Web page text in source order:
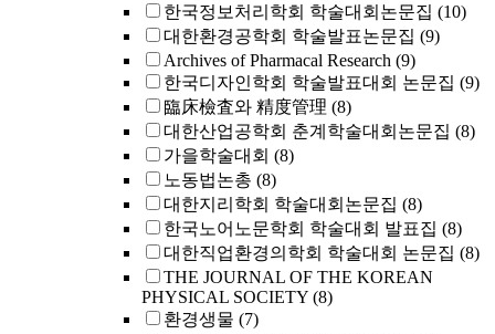
한국정보처리학회 학술대회논문집 (10)
대한환경공학회 학술발표논문집 (9)
Archives of Pharmacal Research (9)
한국디자인학회 학술발표대회 논문집 (9)
臨床檢査와 精度管理 (8)
대한산업공학회 춘계학술대회논문집 (8)
가을학술대회 (8)
노동법논총 (8)
대한지리학회 학술대회논문집 (8)
한국노어노문학회 학술대회 발표집 (8)
대한직업환경의학회 학술대회 논문집 (8)
THE JOURNAL OF THE KOREAN
PHYSICAL SOCIETY (8)
환경생물 (7)